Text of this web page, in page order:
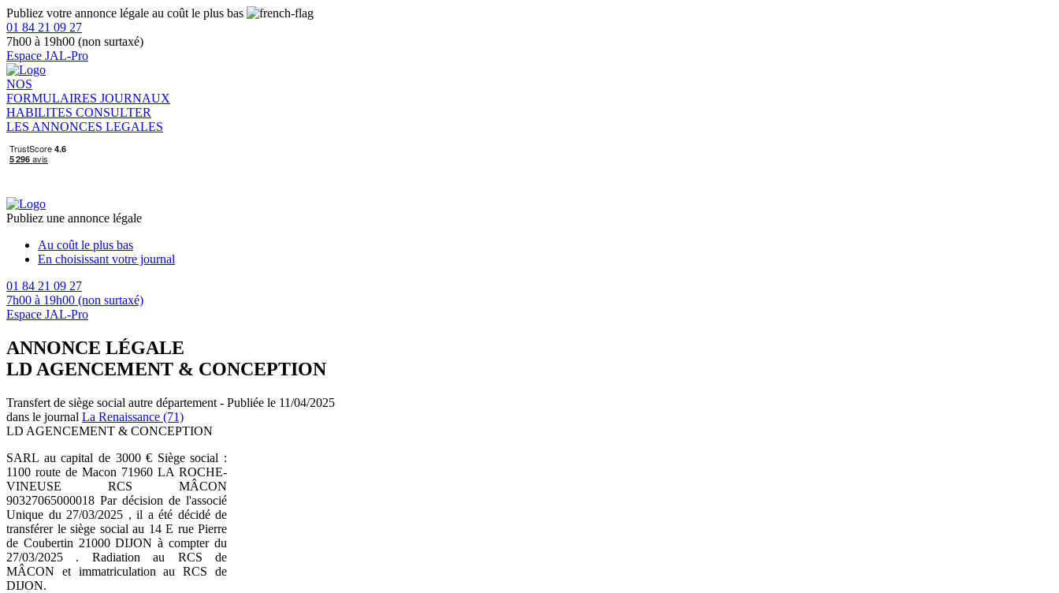
Publiez votre annonce légale au coût le plus bas
01 84 21 09 27
7h00 à 19h00 (non surtaxé)
Espace JAL-Pro
NOS
FORMULAIRES JOURNAUX
HABILITES CONSULTER
LES ANNONCES LEGALES
Publiez une annonce légale
Au coût le plus bas
En choisissant votre journal
01 84 21 09 27
7h00 à 19h00 (non surtaxé)
Espace JAL-Pro
ANNONCE LÉGALE
LD AGENCEMENT & CONCEPTION
Transfert de siège social autre département - Publiée le 11/04/2025
dans le journal La Renaissance (71)
LD AGENCEMENT & CONCEPTION
SARL au capital de 3000 € Siège social :
1100 route de Macon 71960 LA ROCHE-
VINEUSE RCS MÂCON
90327065000018 Par décision de l'associé
Unique du 27/03/2025 , il a été décidé de
transférer le siège social au 14 E rue Pierre
de Coubertin 21000 DIJON à compter du
27/03/2025 . Radiation au RCS de
MÂCON et immatriculation au RCS de
DIJON.